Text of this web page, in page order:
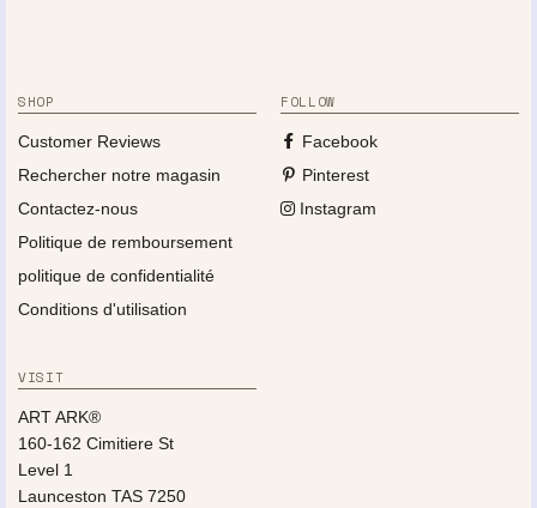
SHOP
Customer Reviews
Rechercher notre magasin
Contactez-nous
Politique de remboursement
politique de confidentialité
Conditions d'utilisation
FOLLOW
Facebook
Pinterest
Instagram
VISIT
ART ARK®
160-162 Cimitiere St
Level 1
Launceston TAS 7250